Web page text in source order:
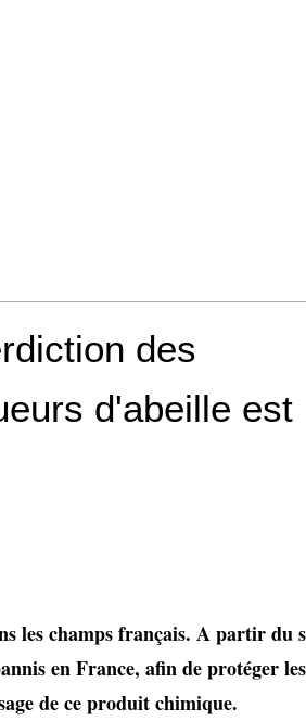
des
d'abeille est
les champs français. A partir du
en France, afin de protéger les
de ce produit chimique.